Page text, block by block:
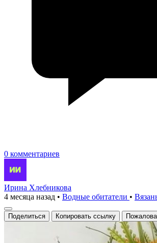
0 комментариев
Ирина Хлебникова
4 месяца назад • Водные обитатели •
Поделиться Копировать ссылку